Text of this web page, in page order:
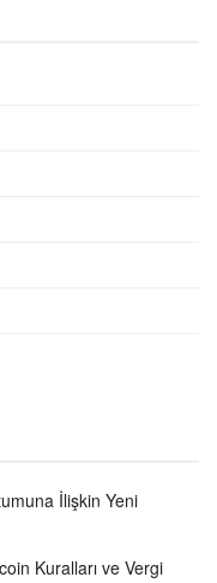
İlişkin Yeni
Kuralları ve Vergi